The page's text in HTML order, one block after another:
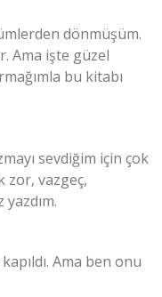
dönmüşüm.
Ama işte güzel
bu kitabı
sevdiğim için çok
zor, vazgeç,
Ama ben onu